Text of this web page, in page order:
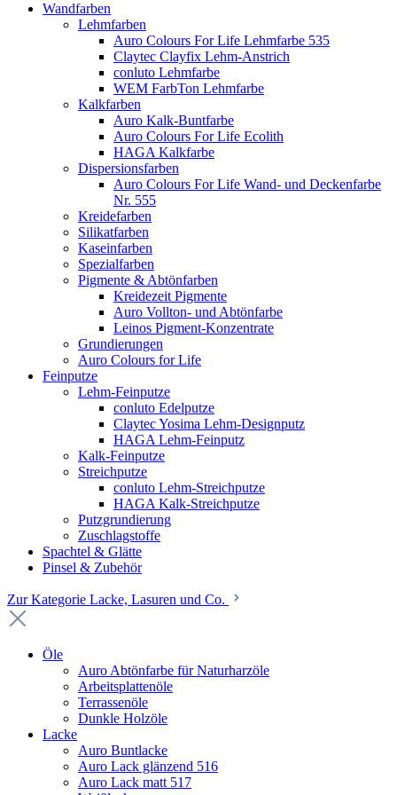
Wandfarben
Lehmfarben
Auro Colours For Life Lehmfarbe 535
Claytec Clayfix Lehm-Anstrich
conluto Lehmfarbe
WEM FarbTon Lehmfarbe
Kalkfarben
Auro Kalk-Buntfarbe
Auro Colours For Life Ecolith
HAGA Kalkfarbe
Dispersionsfarben
Auro Colours For Life Wand- und Deckenfarbe
Nr. 555
Kreidefarben
Silikatfarben
Kaseinfarben
Spezialfarben
Pigmente & Abtönfarben
Kreidezeit Pigmente
Auro Vollton- und Abtönfarbe
Leinos Pigment-Konzentrate
Grundierungen
Auro Colours for Life
Feinputze
Lehm-Feinputze
conluto Edelputze
Claytec Yosima Lehm-Designputz
HAGA Lehm-Feinputz
Kalk-Feinputze
Streichputze
conluto Lehm-Streichputze
HAGA Kalk-Streichputze
Putzgrundierung
Zuschlagstoffe
Spachtel & Glätte
Pinsel & Zubehör
Zur Kategorie Lacke, Lasuren und Co.
Öle
Auro Abtönfarbe für Naturharzöle
Arbeitsplattenöle
Terrassenöle
Dunkle Holzöle
Lacke
Auro Buntlacke
Auro Lack glänzend 516
Auro Lack matt 517